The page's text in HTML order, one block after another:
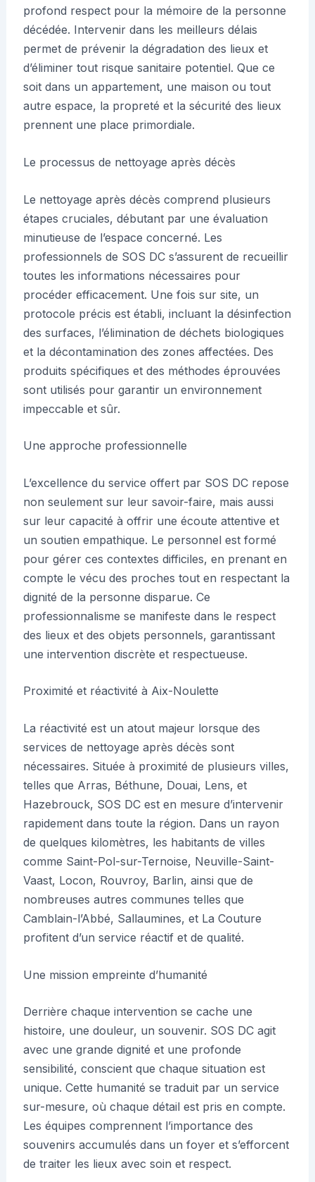
profond respect pour la mémoire de la personne
décédée. Intervenir dans les meilleurs délais
permet de prévenir la dégradation des lieux et
d’éliminer tout risque sanitaire potentiel. Que ce
soit dans un appartement, une maison ou tout
autre espace, la propreté et la sécurité des lieux
prennent une place primordiale.
Le processus de nettoyage après décès
Le nettoyage après décès comprend plusieurs
étapes cruciales, débutant par une évaluation
minutieuse de l’espace concerné. Les
professionnels de SOS DC s’assurent de recueillir
toutes les informations nécessaires pour
procéder efficacement. Une fois sur site, un
protocole précis est établi, incluant la désinfection
des surfaces, l’élimination de déchets biologiques
et la décontamination des zones affectées. Des
produits spécifiques et des méthodes éprouvées
sont utilisés pour garantir un environnement
impeccable et sûr.
Une approche professionnelle
L’excellence du service offert par SOS DC repose
non seulement sur leur savoir-faire, mais aussi
sur leur capacité à offrir une écoute attentive et
un soutien empathique. Le personnel est formé
pour gérer ces contextes difficiles, en prenant en
compte le vécu des proches tout en respectant la
dignité de la personne disparue. Ce
professionnalisme se manifeste dans le respect
des lieux et des objets personnels, garantissant
une intervention discrète et respectueuse.
Proximité et réactivité à Aix-Noulette
La réactivité est un atout majeur lorsque des
services de nettoyage après décès sont
nécessaires. Située à proximité de plusieurs villes,
telles que Arras, Béthune, Douai, Lens, et
Hazebrouck, SOS DC est en mesure d’intervenir
rapidement dans toute la région. Dans un rayon
de quelques kilomètres, les habitants de villes
comme Saint-Pol-sur-Ternoise, Neuville-Saint-
Vaast, Locon, Rouvroy, Barlin, ainsi que de
nombreuses autres communes telles que
Camblain-l’Abbé, Sallaumines, et La Couture
profitent d’un service réactif et de qualité.
Une mission empreinte d’humanité
Derrière chaque intervention se cache une
histoire, une douleur, un souvenir. SOS DC agit
avec une grande dignité et une profonde
sensibilité, conscient que chaque situation est
unique. Cette humanité se traduit par un service
sur-mesure, où chaque détail est pris en compte.
Les équipes comprennent l’importance des
souvenirs accumulés dans un foyer et s’efforcent
de traiter les lieux avec soin et respect.